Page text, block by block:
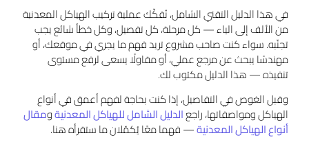
في هذا الدليل التقني الشامل، نُفكّك عملية تركيب الهياكل المعدنية
من الألف إلى الياء — كل مرحلة، كل تفصيل، وكل خطأ شائع يجب
تجنّبه. سواء كنت صاحب مشروع تريد فهم ما يجري في موقعك، أو
مهندسًا يبحث عن مرجع عملي، أو مقاولًا يسعى لرفع مستوى
تنفيذه — هذا الدليل مكتوب لك.
وقبل الغوص في التفاصيل، إذا كنت بحاجة لفهم أعمق في أنواع
الهياكل ومواصفاتها، راجعالدليل الشامل للهياكل المعدنيةومقال
أنواع الهياكل المعدنية— فهما معًا يُكمّلان ما ستقرأه هنا.